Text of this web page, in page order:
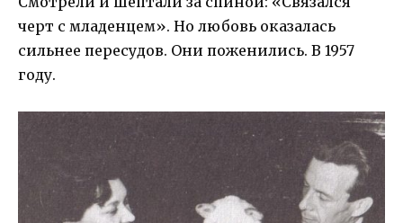
черт с младенцем». Но любовь оказалась
сильнее пересудов. Они поженились. В 1957
году.